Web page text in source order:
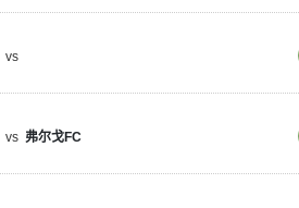
vs
vs 弗尔戈FC